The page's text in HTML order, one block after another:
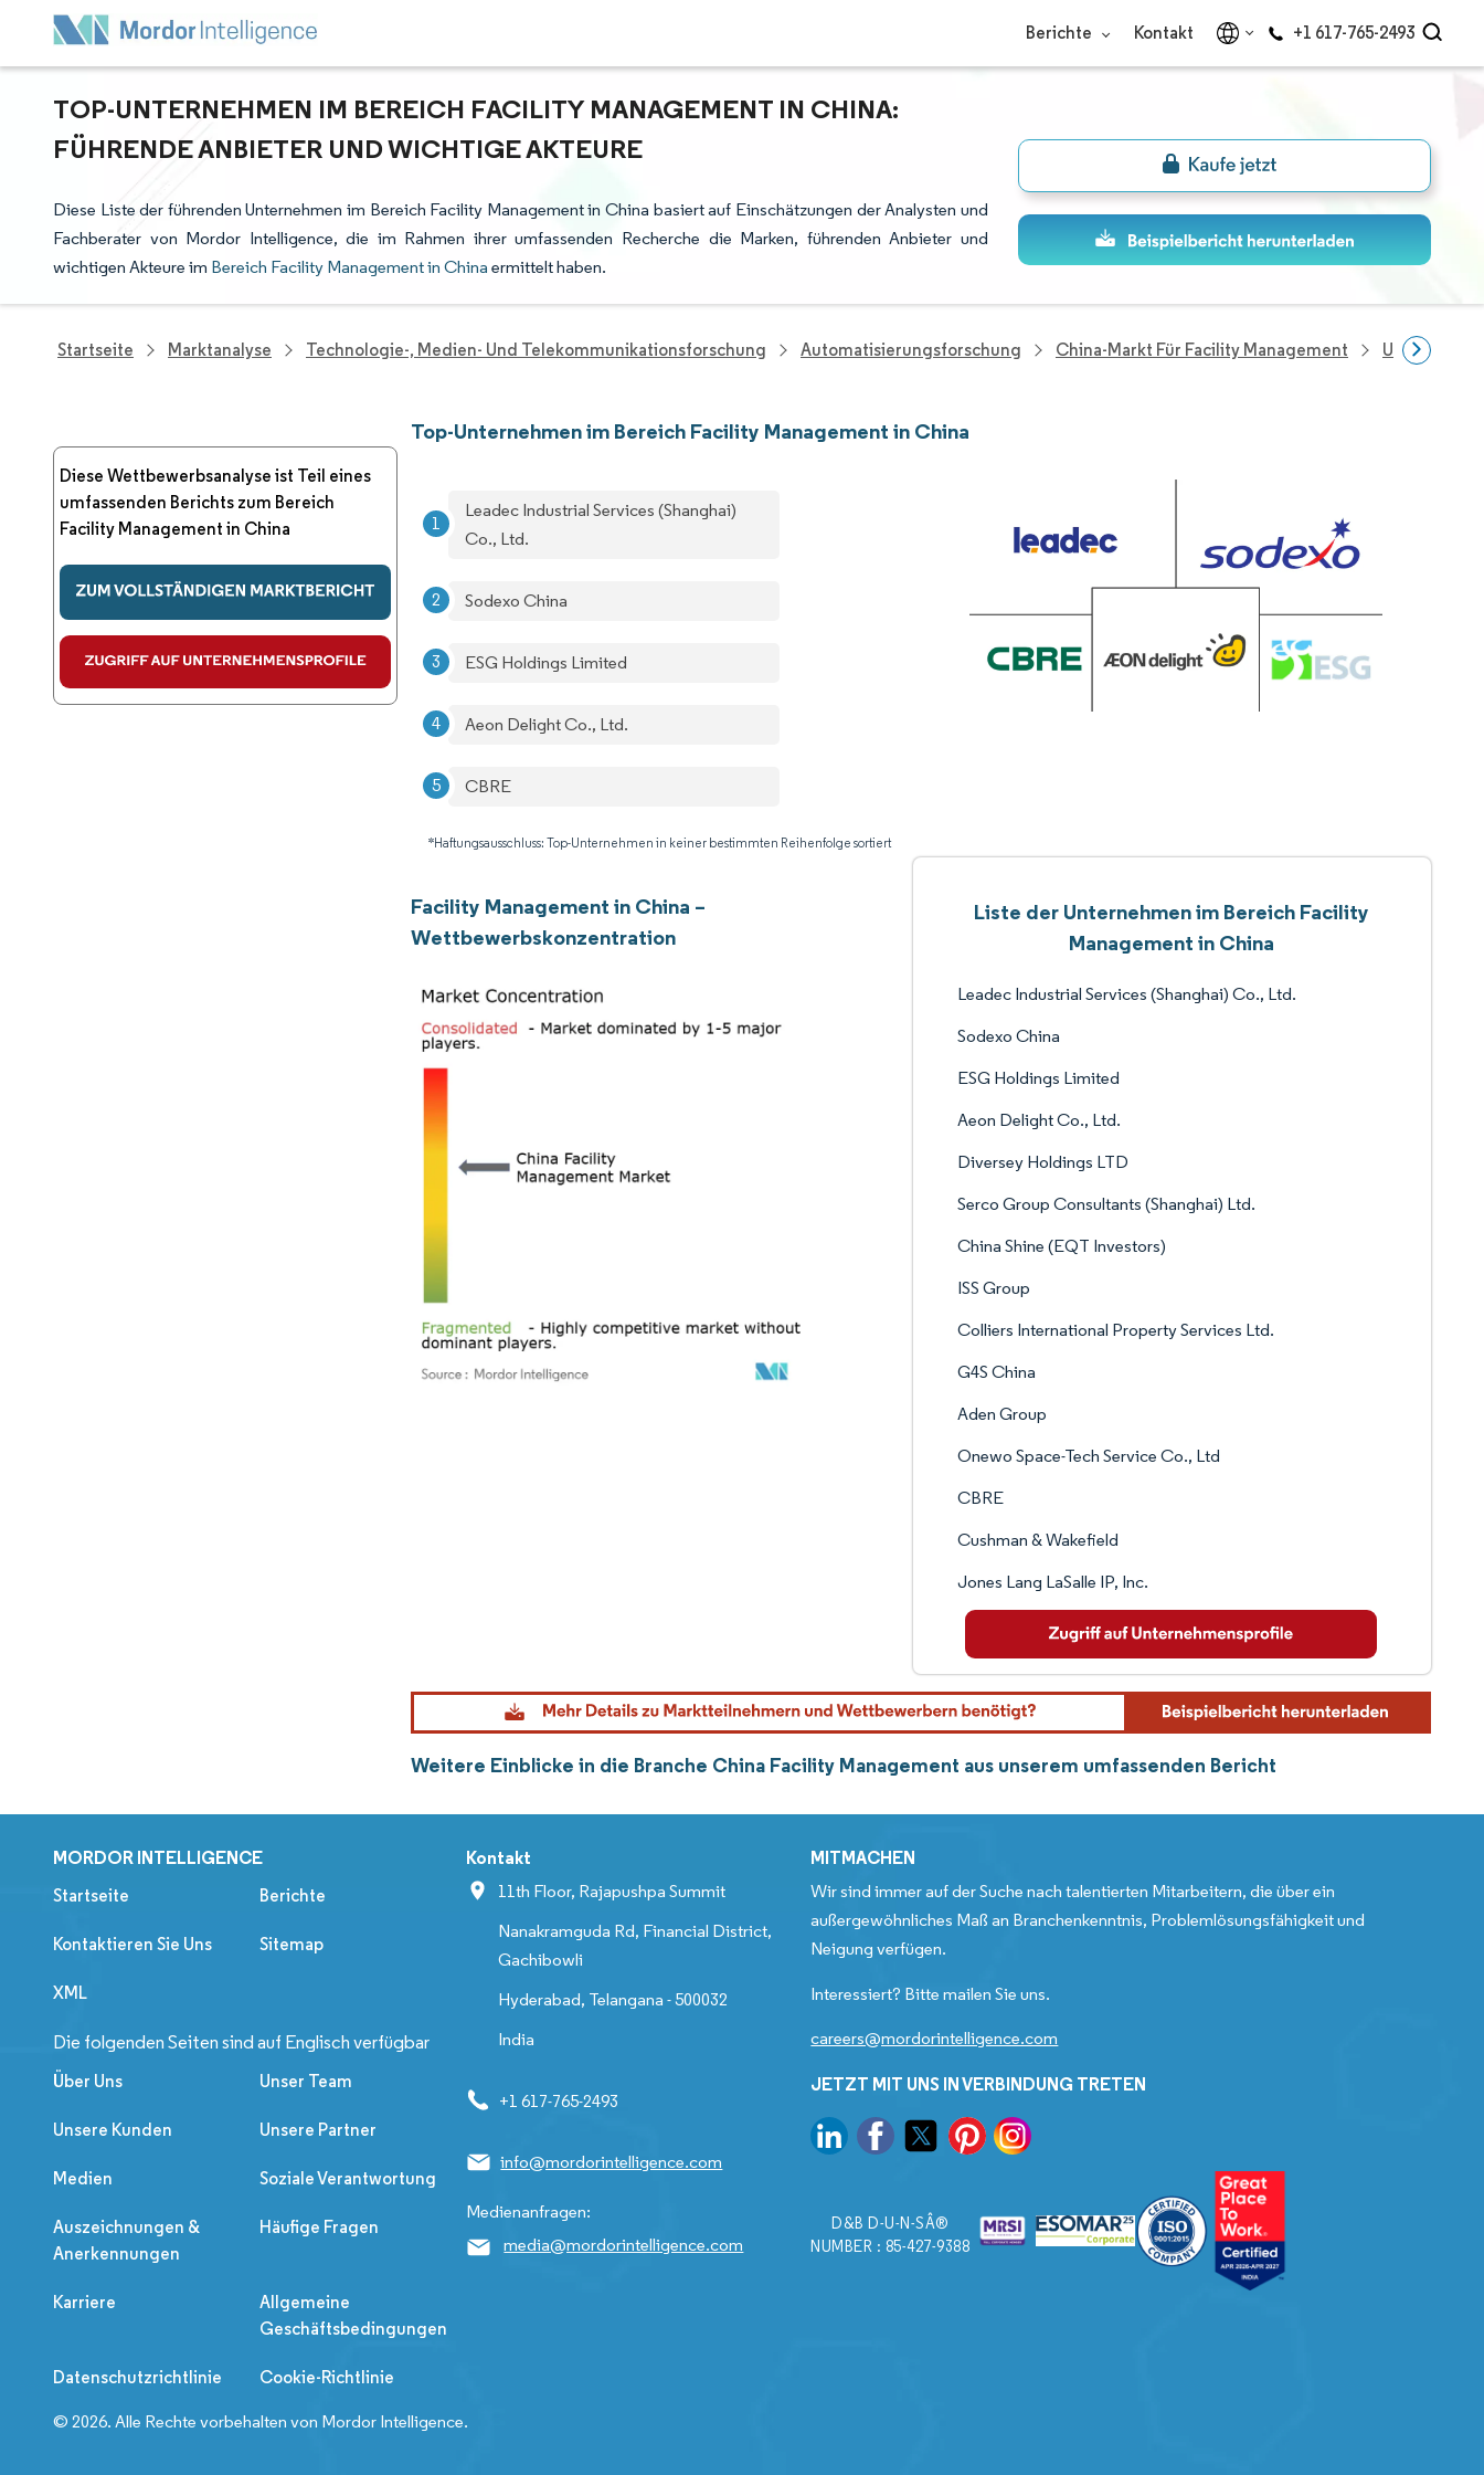
Berichte Kontakt +1 617-765-2493
TOP-UNTERNEHMEN IM BEREICH FACILITY MANAGEMENT IN CHINA:
FÜHRENDE ANBIETER UND WICHTIGE AKTEURE
Diese Liste der führenden Unternehmen im Bereich Facility Management in China basiert auf Einschätzungen der Analysten und
Fachberater von Mordor Intelligence, die im Rahmen ihrer umfassenden Recherche die Marken, führenden Anbieter und
wichtigen Akteure im Bereich Facility Management in China ermittelt haben.
Startseite Marktanalyse Technologie-, Medien- Und Telekommunikationsforschung Automatisierungsforschung China-Markt Für Facility Management
Diese Wettbewerbsanalyse ist Teil eines
umfassenden Berichts zum Bereich
Facility Management in China
Top-Unternehmen im Bereich Facility Management in China
Leadec Industrial Services (Shanghai)
Co., Ltd.
Sodexo China
ESG Holdings Limited
Aeon Delight Co., Ltd.
CBRE
*Haftungsausschluss: Top-Unternehmen in keiner bestimmten Reihenfolge sortiert
Facility Management in China –
Wettbewerbskonzentration
Liste der Unternehmen im Bereich Facility
Management in China
Leadec Industrial Services (Shanghai) Co., Ltd.
Sodexo China
ESG Holdings Limited
Aeon Delight Co., Ltd.
Diversey Holdings LTD
Serco Group Consultants (Shanghai) Ltd.
China Shine (EQT Investors)
ISS Group
Colliers International Property Services Ltd.
G4S China
Aden Group
Onewo Space-Tech Service Co., Ltd
CBRE
Cushman & Wakefield
Jones Lang LaSalle IP, Inc.
Weitere Einblicke in die Branche China Facility Management aus unserem umfassenden Bericht
MORDOR INTELLIGENCE
Startseite Berichte
Kontaktieren Sie Uns Sitemap
XML
Die folgenden Seiten sind auf Englisch verfügbar
Über Uns Unser Team
Unsere Kunden Unsere Partner
Medien Soziale Verantwortung
Auszeichnungen &
Anerkennungen
Häufige Fragen
Karriere
Allgemeine
Geschäftsbedingungen
Datenschutzrichtlinie Cookie-Richtlinie
Kontakt
11th Floor, Rajapushpa Summit
Nanakramguda Rd, Financial District,
Gachibowli
Hyderabad, Telangana - 500032
India
+1 617-765-2493
info@mordorintelligence.com
Medienanfragen:
media@mordorintelligence.com
MITMACHEN
Wir sind immer auf der Suche nach talentierten Mitarbeitern, die über ein
außergewöhnliches Maß an Branchenkenntnis, Problemlösungsfähigkeit und
Neigung verfügen.
Interessiert? Bitte mailen Sie uns.
careers@mordorintelligence.com
JETZT MIT UNS IN VERBINDUNG TRETEN
D&B D-U-N-SÂ®
NUMBER : 85-427-9388
© 2026. Alle Rechte vorbehalten von Mordor Intelligence.